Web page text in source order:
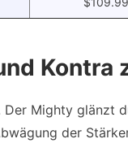
Kontra
Mighty glänzt
der